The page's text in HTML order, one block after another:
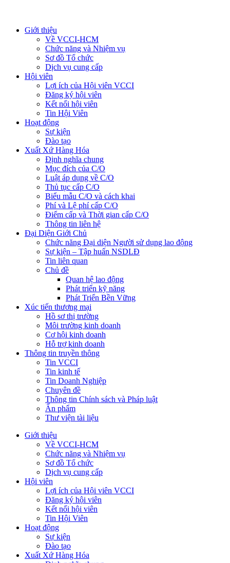
Giới thiệu
Về VCCI-HCM
Chức năng và Nhiệm vụ
Sơ đồ Tổ chức
Dịch vụ cung cấp
Hội viên
Lợi ích của Hội viên VCCI
Đăng ký hội viên
Kết nối hội viên
Tin Hội Viên
Hoạt động
Sự kiện
Đào tạo
Xuất Xứ Hàng Hóa
Định nghĩa chung
Mục đích của C/O
Luật áp dụng về C/O
Thủ tục cấp C/O
Biểu mẫu C/O và cách khai
Phí và Lệ phí cấp C/O
Điểm cấp và Thời gian cấp C/O
Thông tin liên hệ
Đại Diện Giới Chủ
Chức năng Đại diện Người sử dụng lao động
Sự kiện – Tập huấn NSDLĐ
Tin liên quan
Chủ đề
Quan hệ lao động
Phát triển kỹ năng
Phát Triển Bền Vững
Xúc tiến thương mại
Hồ sơ thị trường
Môi trường kinh doanh
Cơ hội kinh doanh
Hỗ trợ kinh doanh
Thông tin truyền thông
Tin VCCI
Tin kinh tế
Tin Doanh Nghiệp
Chuyên đề
Thông tin Chính sách và Pháp luật
Ấn phẩm
Thư viện tài liệu
Giới thiệu
Về VCCI-HCM
Chức năng và Nhiệm vụ
Sơ đồ Tổ chức
Dịch vụ cung cấp
Hội viên
Lợi ích của Hội viên VCCI
Đăng ký hội viên
Kết nối hội viên
Tin Hội Viên
Hoạt động
Sự kiện
Đào tạo
Xuất Xứ Hàng Hóa